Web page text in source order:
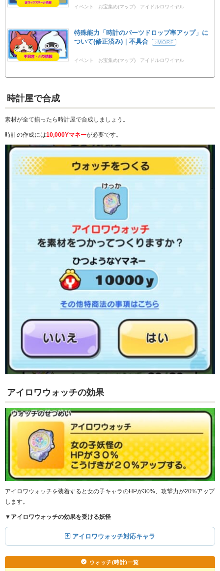
イベント お宝集め(マップ) アイドルロワイヤル
特殊能力「時計のパーツドロップ率アップ」に
ついて(修正済み)｜不具合
イベント お宝集め(マップ) アイドルロワイヤル
時計屋で合成
素材が全て揃ったら時計屋で合成しましょう。
時計の作成には10,000Yマネーが必要です。
アイロワウォッチの効果
アイロワウォッチを装着すると女の子キャラのHPが30%、攻撃力が20%アップ
します。
▼ アイロワウォッチの効果を受ける妖怪
アイロワウォッチ対応キャラ
ウォッチ(時計)一覧